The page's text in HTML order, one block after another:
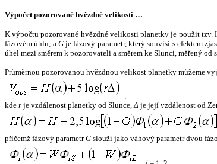
Výpočet pozorované hvězdné velikosti …
K výpočtu pozorované hvězdné velikosti planetky je použit tzv.
fázovém úhlu, a Gje fázový parametr, který souvisí s efektem
úhel mezi směrem k pozorovateli a směrem ke Slunci, měřený
Průměrnou pozorovanou hvězdnou velikost planetky můžeme
,
kde r je vzdálenost planetky od Slunce,Δ je její vzdálenost od
přičemž fázový parametrG slouží jako váhový parametr dvou